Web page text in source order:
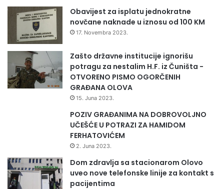
Obavijest za isplatu jednokratne
novčane naknade u iznosu od 100 KM
17. Novembra 2023.
Zašto državne institucije ignorišu
potragu za nestalim H.F. iz Čuništa -
OTVORENO PISMO OGORČENIH
GRAĐANA OLOVA
15. Juna 2023.
POZIV GRAĐANIMA NA DOBROVOLJNO
UČEŠĆE U POTRAZI ZA HAMIDOM
FERHATOVIĆEM
2. Juna 2023.
Dom zdravlja sa stacionarom Olovo
uveo nove telefonske linije za kontakt s
pacijentima